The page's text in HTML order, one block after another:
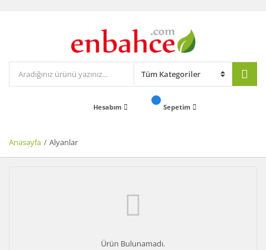
Hesabım Sepetim
Anasayfa Alyanlar
Ürün Bulunamadı.